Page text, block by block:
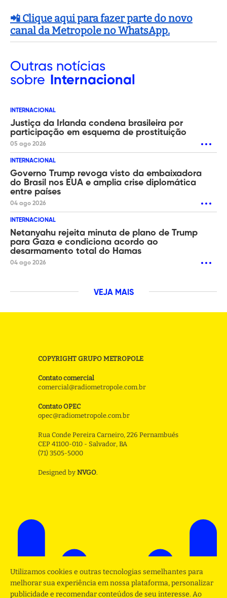
📲 Clique aqui para fazer parte do novo
canal da Metropole no WhatsApp.
Outras notícias
sobre
Internacional
INTERNACIONAL
Justiça da Irlanda condena brasileira por
participação em esquema de prostituição
05 ago 2026
INTERNACIONAL
Governo Trump revoga visto da embaixadora
do Brasil nos EUA e amplia crise diplomática
entre países
04 ago 2026
INTERNACIONAL
Netanyahu rejeita minuta de plano de Trump
para Gaza e condiciona acordo ao
desarmamento total do Hamas
04 ago 2026
VEJA MAIS
COPYRIGHT GRUPO METROPOLE
Contato comercial
comercial@radiometropole.com.br
Contato OPEC
opec@radiometropole.com.br
Rua Conde Pereira Carneiro, 226 Pernambués
CEP 41100-010 - Salvador, BA
(71) 3505-5000
Designed by NVGO.
Utilizamos cookies e outras tecnologias semelhantes para
melhorar sua experiência em nossa plataforma, personalizar
publicidade e recomendar conteúdos de seu interesse. Ao